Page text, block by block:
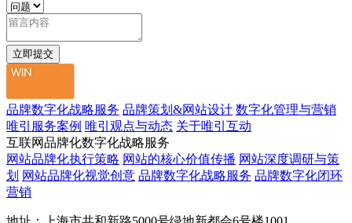
品牌数字化战略服务 品牌策划&网站设计 数字化管理与营销
唯引服务案例 唯引观点与动态 关于唯引互动
互联网品牌化数字化战略服务
网站品牌化执行策略 网站的核心价值传播 网站深度调研与策
划 网站品牌化视觉创意 品牌数字化战略服务 品牌数字化闭环
营销